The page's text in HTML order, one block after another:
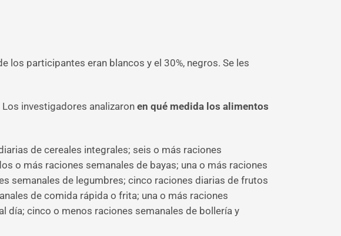
los participantes eran blancos y el 30%, negros. Se les
investigadores analizaron en qué medida los alimentos
de cereales integrales; seis o más raciones
o más raciones semanales de bayas; una o más raciones
semanales de legumbres; cinco raciones diarias de frutos
de comida rápida o frita; una o más raciones
día; cinco o menos raciones semanales de bollería y